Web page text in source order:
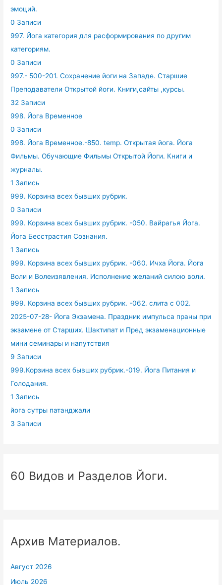
эмоций.
0 Записи
997. Йога категория для расформирования по другим
категориям.
0 Записи
997.- 500-201. Сохранение йоги на Западе. Старшие
Преподаватели Открытой йоги. Книги,сайты ,курсы.
32 Записи
998. Йога Временное
0 Записи
998. Йога Временное.-850. temp. Открытая йога. Йога
Фильмы. Обучающие Фильмы Открытой Йоги. Книги и
журналы.
1 Запись
999. Корзина всех бывших рубрик.
0 Записи
999. Корзина всех бывших рубрик. -050. Вайрагья Йога.
Йога Бесстрастия Сознания.
1 Запись
999. Корзина всех бывших рубрик. -060. Ичха Йога. Йога
Воли и Волеизявления. Исполнение желаний силою воли.
1 Запись
999. Корзина всех бывших рубрик. -062. слита с 002.
2025-07-28- Йога Экзамена. Праздник импульса праны при
экзамене от Старших. Шактипат и Пред экзаменационные
мини семинары и напутствия
9 Записи
999.Корзина всех бывших рубрик.-019. Йога Питания и
Голодания.
1 Запись
йога сутры патанджали
3 Записи
60 Видов и Разделов Йоги.
Архив Материалов.
Август 2026
Июль 2026